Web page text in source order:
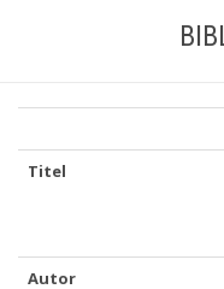
Titel
Autor